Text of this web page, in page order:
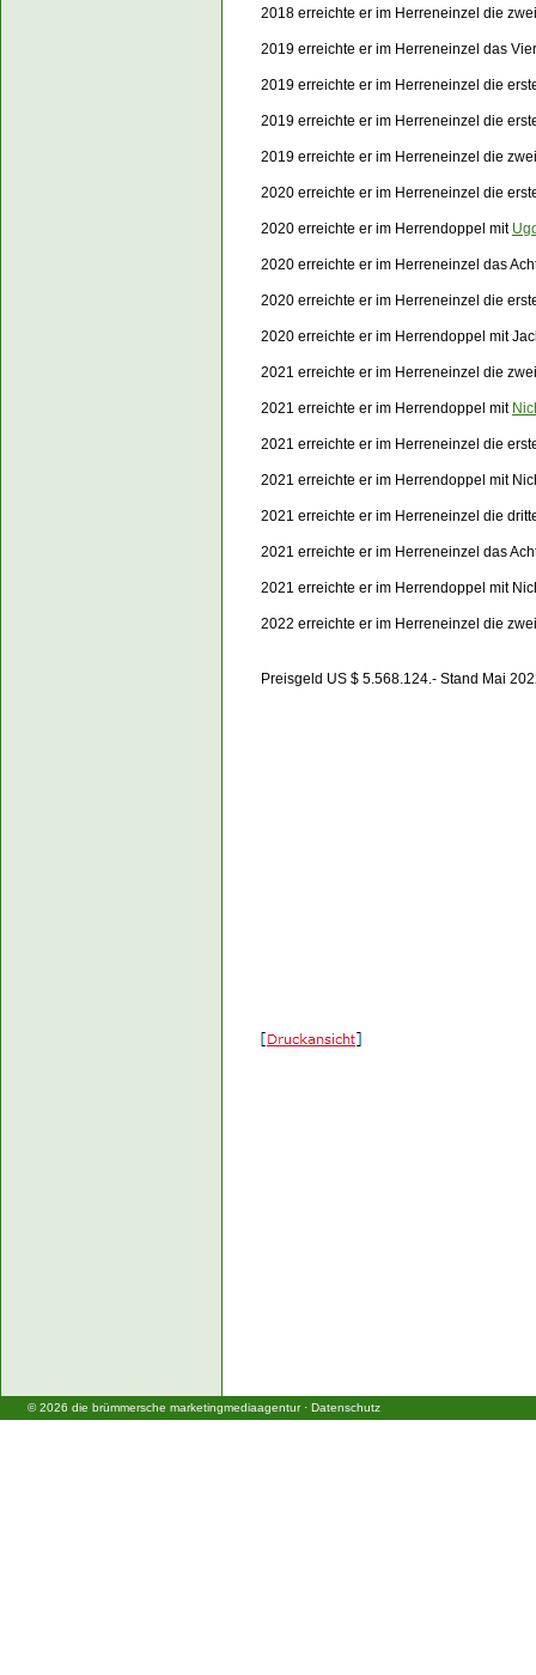
2018 erreichte er im Herreneinzel die
2019 erreichte er im Herreneinzel das
2019 erreichte er im Herreneinzel die
2019 erreichte er im Herreneinzel die
2019 erreichte er im Herreneinzel die
2020 erreichte er im Herreneinzel die
2020 erreichte er im Herrendoppel mit
2020 erreichte er im Herreneinzel das
2020 erreichte er im Herreneinzel die
2020 erreichte er im Herrendoppel mit
2021 erreichte er im Herreneinzel die
2021 erreichte er im Herrendoppel mit
2021 erreichte er im Herreneinzel die
2021 erreichte er im Herrendoppel mit
2021 erreichte er im Herreneinzel die
2021 erreichte er im Herreneinzel das
2021 erreichte er im Herrendoppel mit
2022 erreichte er im Herreneinzel die
Preisgeld US $ 5.568.124.- Stand Mai
© 2026 die brümmersche marketingmediaagentur· Datenschutz